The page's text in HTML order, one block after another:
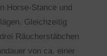
Horse-Stance und
Gleichzeitig
Räucherstäbchen
von ca. einer